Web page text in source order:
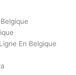
En Belgique